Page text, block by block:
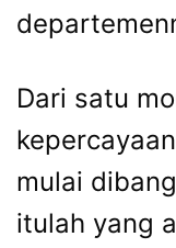
Dari satu
mulai
itulah yang